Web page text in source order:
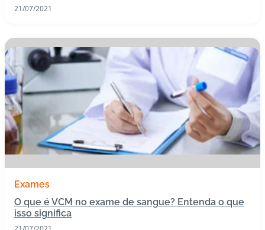
21/07/2021
Exames
O que é VCM no exame de sangue? Entenda o que
isso significa